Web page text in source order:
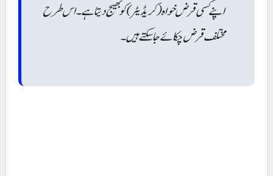
اپنے کسی قرض خواہ(کریڈیٹر) کو بھیج دیتا ہے۔ اس طرح
مختلف قرض چکائے جاسکتے ہیں۔